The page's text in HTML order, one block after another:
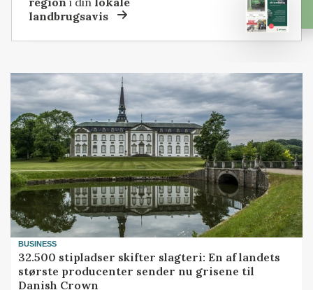
regioni dinlokale
BUSINESS
32.500 stipladser skifter slagteri: En af landets